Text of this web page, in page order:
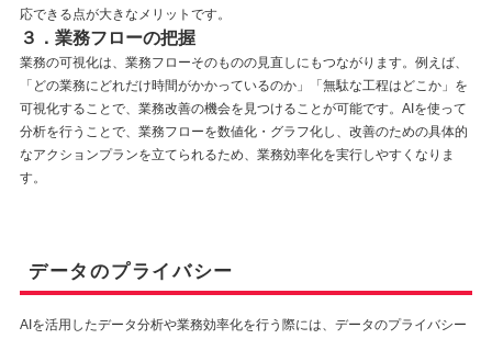
応できる点が大きなメリットです。
３．業務フローの把握
業務の可視化は、業務フローそのものの見直しにもつながります。例えば、
「どの業務にどれだけ時間がかかっているのか」「無駄な工程はどこか」を
可視化することで、業務改善の機会を見つけることが可能です。AIを使って
分析を行うことで、業務フローを数値化・グラフ化し、改善のための具体的
なアクションプランを立てられるため、業務効率化を実行しやすくなりま
す。
データのプライバシー
AIを活用したデータ分析や業務効率化を行う際には、データのプライバシー